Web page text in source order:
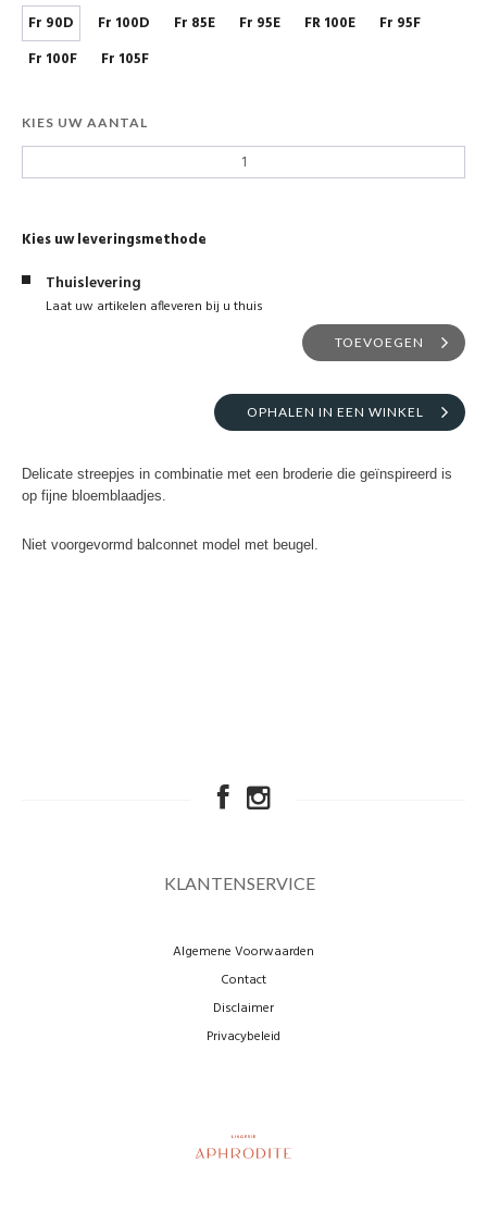
Fr 90D Fr 100D Fr 85E Fr 95E FR 100E
Fr 95F
Fr 100F
Fr 105F
KIES UW AANTAL
Kies uw leveringsmethode
Thuislevering
Laat uw artikelen afleveren bij u thuis
TOEVOEGEN
OPHALEN IN EEN WINKEL
Delicate streepjes in combinatie met een broderie die geïnspireerd is
op fijne bloemblaadjes.
Niet voorgevormd balconnet model met beugel.
KLANTENSERVICE
Algemene Voorwaarden
Contact
Disclaimer
Privacybeleid